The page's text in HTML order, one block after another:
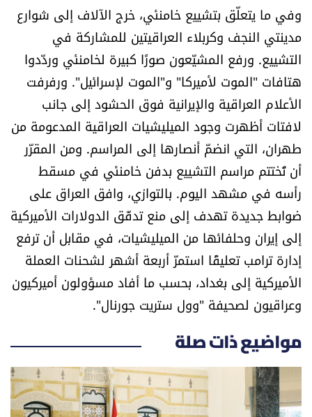
وفي ما يتعلّق بتشييع خامنئي، خرج الآلاف إلى شوارع
مدينتي النجف وكربلاء العراقيتين للمشاركة في
التشييع. ورفع المشيّعون صورًا كبيرة لخامنئي وردّدوا
هتافات "الموت لأميركا" و"الموت لإسرائيل". ورفرفت
الأعلام العراقية والإيرانية فوق الحشود إلى جانب
لافتات أظهرت وجود الميليشيات العراقية المدعومة من
طهران، التي انضمّ أنصارها إلى المراسم. ومن المقرّر
أن تُختتم مراسم التشييع بدفن خامنئي في مسقط
رأسه في مشهد اليوم. بالتوازي، وافق العراق على
ضوابط جديدة تهدف إلى منع تدفّق الدولارات الأميركية
إلى إيران وحلفائها من الميليشيات، في مقابل أن ترفع
إدارة ترامب تعليقًا استمرّ أربعة أشهر لشحنات العملة
الأميركية إلى بغداد، بحسب ما أفاد مسؤولون أميركيون
وعراقيون لصحيفة "وول ستريت جورنال".
مواضيع ذات صلة